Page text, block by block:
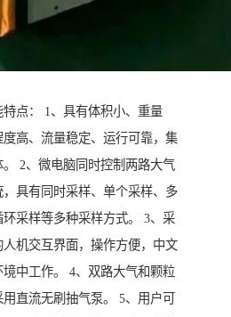
点： 1、具有体积小、重量
高、流量稳定、运行可靠，集
2、微电脑同时控制两路大气
具有同时采样、单个采样、多
采样等多种采样方式。 3、采
机交互界面，操作方便，中文
中工作。 4、双路大气和颗粒
直流无刷抽气泵。 5、用户可